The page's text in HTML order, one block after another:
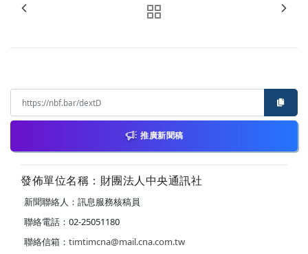
推廣新聞稿
發佈單位名稱：財團法人中央通訊社
新聞聯絡人：訊息服務核稿員
聯絡電話：02-25051180
聯絡信箱： timtimcna@mail.cna.com.tw